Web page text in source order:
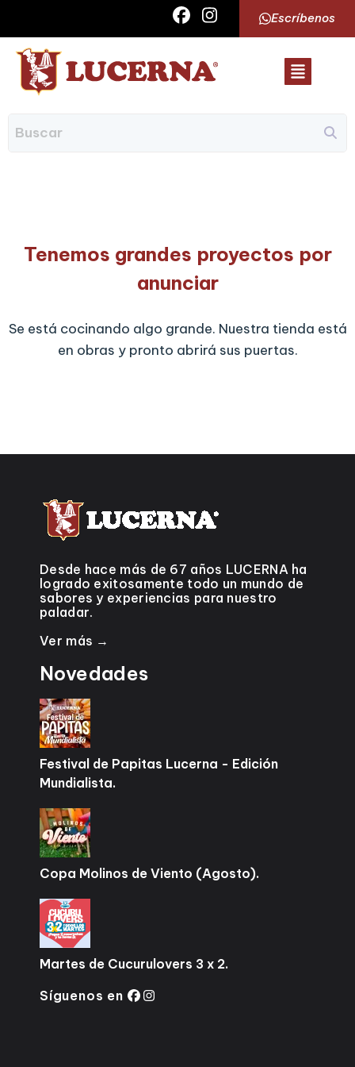
Escríbenos
Tenemos grandes proyectos por
anunciar
Se está cocinando algo grande. Nuestra tienda está
en obras y pronto abrirá sus puertas.
Desde hace más de 67 años LUCERNA ha
logrado exitosamente todo un mundo de
sabores y experiencias para nuestro
paladar.
Ver más →
Novedades
Festival de Papitas Lucerna - Edición
Mundialista.
Copa Molinos de Viento (Agosto).
Martes de Cucurulovers 3 x 2.
Síguenos en